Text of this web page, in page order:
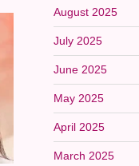
August 2025
July 2025
June 2025
May 2025
April 2025
March 2025